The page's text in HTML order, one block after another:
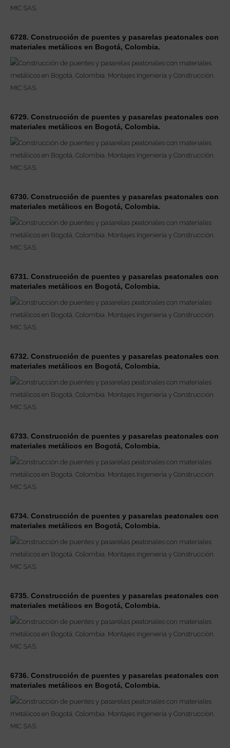
6728. Construcción de puentes y pasarelas peatonales con
materiales metálicos en Bogotá, Colombia.
6729. Construcción de puentes y pasarelas peatonales con
materiales metálicos en Bogotá, Colombia.
6730. Construcción de puentes y pasarelas peatonales con
materiales metálicos en Bogotá, Colombia.
6731. Construcción de puentes y pasarelas peatonales con
materiales metálicos en Bogotá, Colombia.
6732. Construcción de puentes y pasarelas peatonales con
materiales metálicos en Bogotá, Colombia.
6733. Construcción de puentes y pasarelas peatonales con
materiales metálicos en Bogotá, Colombia.
6734. Construcción de puentes y pasarelas peatonales con
materiales metálicos en Bogotá, Colombia.
6735. Construcción de puentes y pasarelas peatonales con
materiales metálicos en Bogotá, Colombia.
6736. Construcción de puentes y pasarelas peatonales con
materiales metálicos en Bogotá, Colombia.